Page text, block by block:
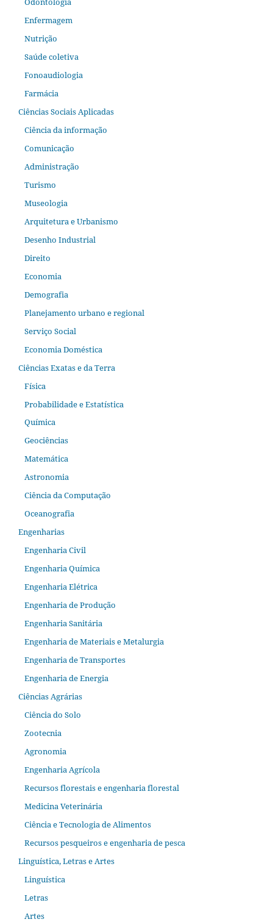
Enfermagem
Nutrição
Saúde coletiva
Fonoaudiologia
Farmácia
Ciências Sociais Aplicadas
Ciência da informação
Comunicação
Administração
Turismo
Museologia
Arquitetura e Urbanismo
Desenho Industrial
Direito
Economia
Demografia
Planejamento urbano e regional
Serviço Social
Economia Doméstica
Ciências Exatas e da Terra
Física
Probabilidade e Estatística
Química
Geociências
Matemática
Astronomia
Ciência da Computação
Oceanografia
Engenharias
Engenharia Civil
Engenharia Química
Engenharia Elétrica
Engenharia de Produção
Engenharia Sanitária
Engenharia de Materiais e Metalurgia
Engenharia de Transportes
Engenharia de Energia
Ciências Agrárias
Ciência do Solo
Zootecnia
Agronomia
Engenharia Agrícola
Recursos florestais e engenharia florestal
Medicina Veterinária
Ciência e Tecnologia de Alimentos
Recursos pesqueiros e engenharia de pesca
Linguística, Letras e Artes
Linguística
Letras
Artes